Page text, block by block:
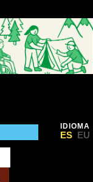
IDIOMA
ES EU